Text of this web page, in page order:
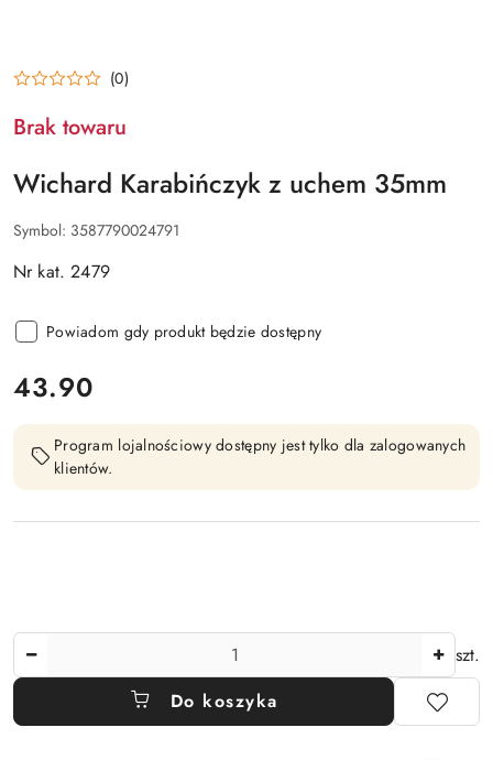
(0)
Brak towaru
Wichard Karabińczyk z uchem 35mm
Symbol: 3587790024791
Nr kat. 2479
Powiadom gdy produkt będzie dostępny
cena:
43.90
Program lojalnościowy dostępny jest tylko dla zalogowanych
klientów.
szt.
Do koszyka